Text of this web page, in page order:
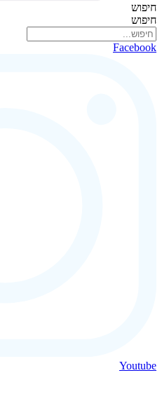
חיפוש
חיפוש
Facebook
Youtube